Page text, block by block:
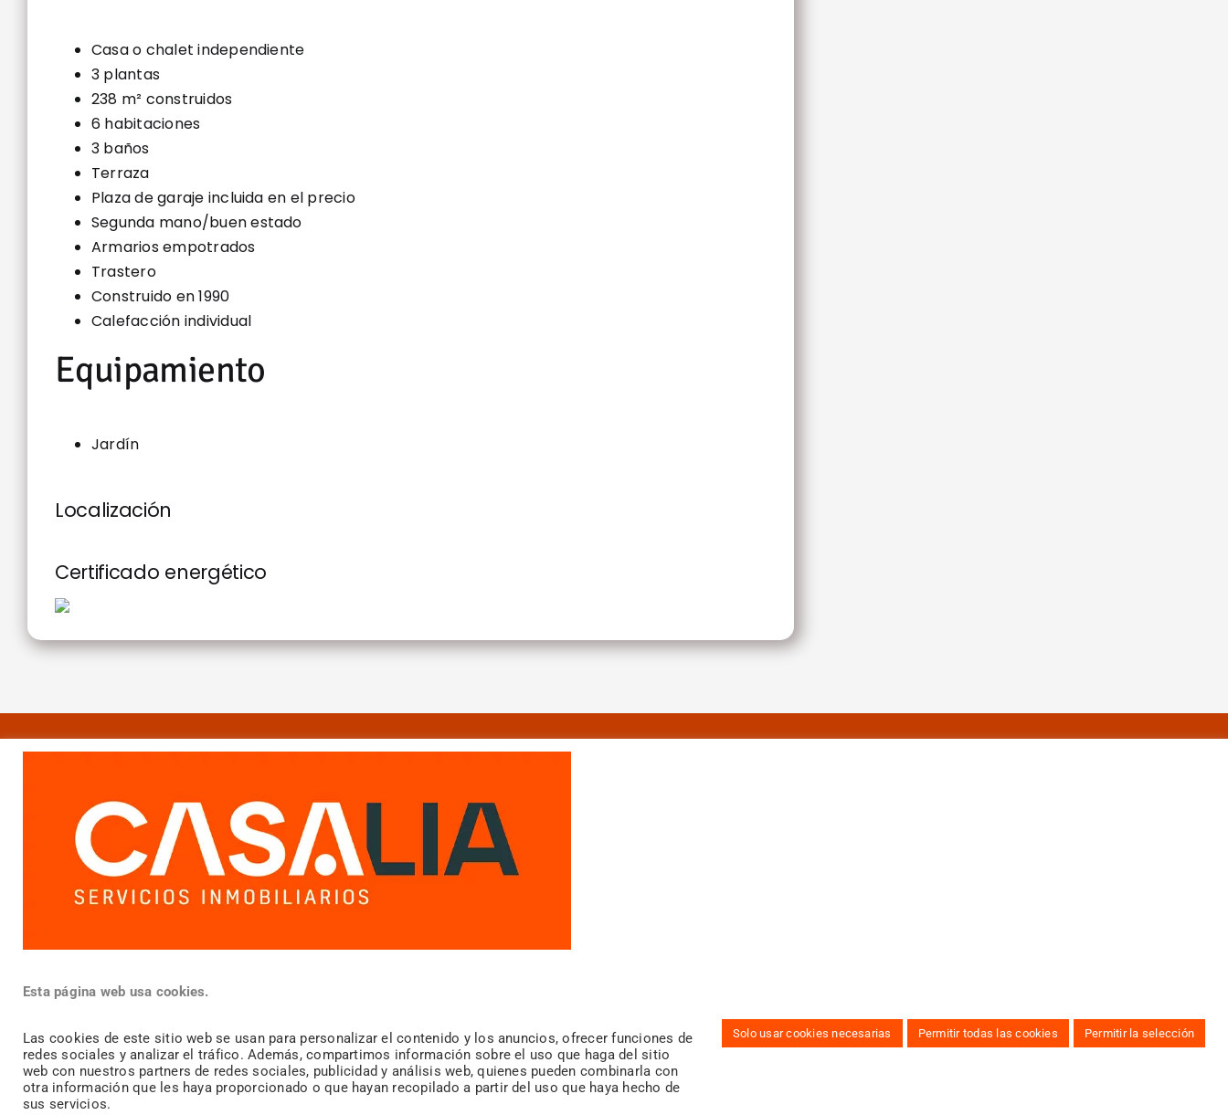
Casa o chalet independiente
3 plantas
238 m² construidos
6 habitaciones
3 baños
Terraza
Plaza de garaje incluida en el precio
Segunda mano/buen estado
Armarios empotrados
Trastero
Construido en 1990
Calefacción individual
Equipamiento
Jardín
Localización
Certificado energético
inmobiliaria@casalia.org
911522086
Calle Real, Nº 23 (28982) Parla, Madrid
Más información
¿Vendes?
Galeria
Esta página web usa cookies.
Las cookies de este sitio web se usan para personalizar el contenido y los anuncios, ofrecer funciones de
redes sociales y analizar el tráfico. Además, compartimos información sobre el uso que haga del sitio
web con nuestros partners de redes sociales, publicidad y análisis web, quienes pueden combinarla con
otra información que les haya proporcionado o que hayan recopilado a partir del uso que haya hecho de
sus servicios.
Solo usar cookies necesarias Permitir todas las cookies Permitir la selección